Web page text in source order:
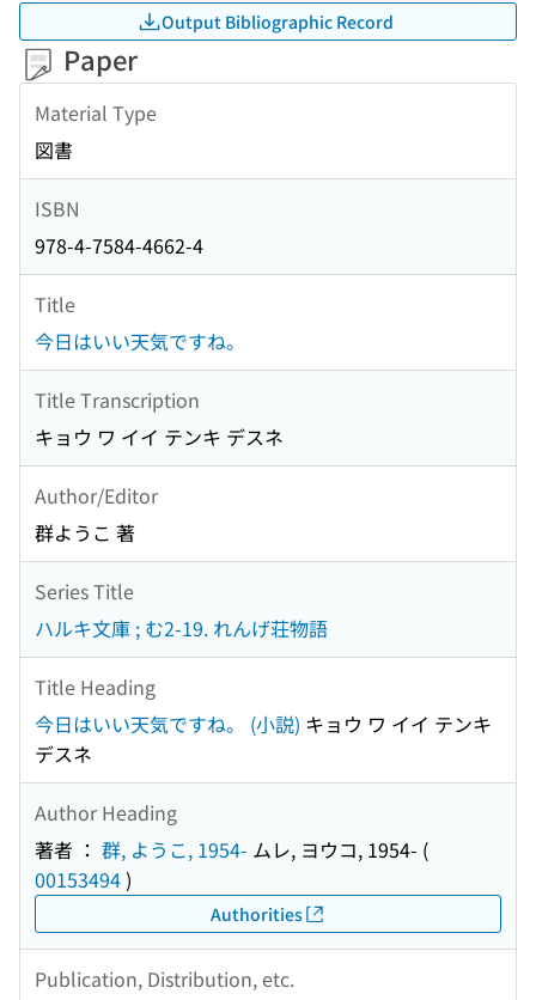
Output Bibliographic Record
Paper
Material Type
図書
ISBN
978-4-7584-4662-4
Title
今日はいい天気ですね。
Title Transcription
キョウ ワ イイ テンキ デスネ
Author/Editor
群ようこ 著
Series Title
ハルキ文庫 ; む2-19. れんげ荘物語
Title Heading
今日はいい天気ですね。 (小説) キョウ ワ イイ テンキ
デスネ
Author Heading
著者 ： 群, ようこ, 1954- ムレ, ヨウコ, 1954- (
00153494)
Authorities
Publication, Distribution, etc.